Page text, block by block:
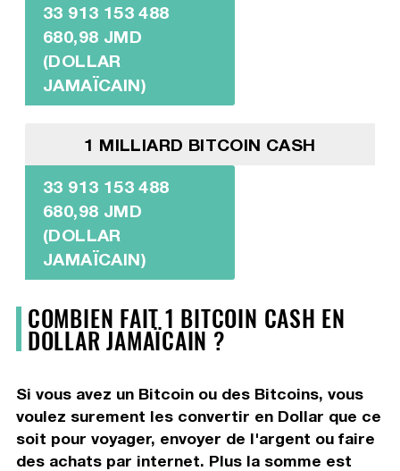
33 913 153 488
680,98 JMD
(DOLLAR
JAMAÏCAIN)
1 MILLIARD BITCOIN CASH
33 913 153 488
680,98 JMD
(DOLLAR
JAMAÏCAIN)
COMBIEN FAIT 1 BITCOIN CASH EN
DOLLAR JAMAÏCAIN ?
Si vous avez un Bitcoin ou des Bitcoins, vous
voulez surement les convertir en Dollar que ce
soit pour voyager, envoyer de l'argent ou faire
des achats par internet. Plus la somme est